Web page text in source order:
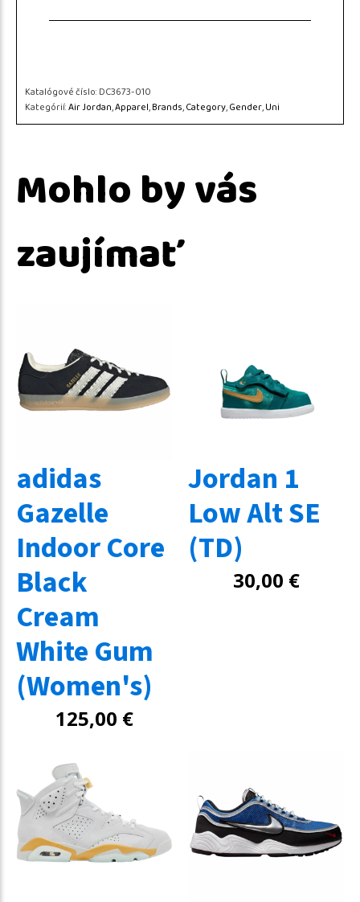
Katalógové číslo:DC3673-010
Kategórií:Air Jordan,Apparel,Brands,Category,Gender,Uni
Mohlo by vás
zaujímať
adidas
Gazelle
Indoor Core
Black
Cream
White Gum
(Women's)
125,00 €
Jordan 1
Low Alt SE
(TD)
30,00 €